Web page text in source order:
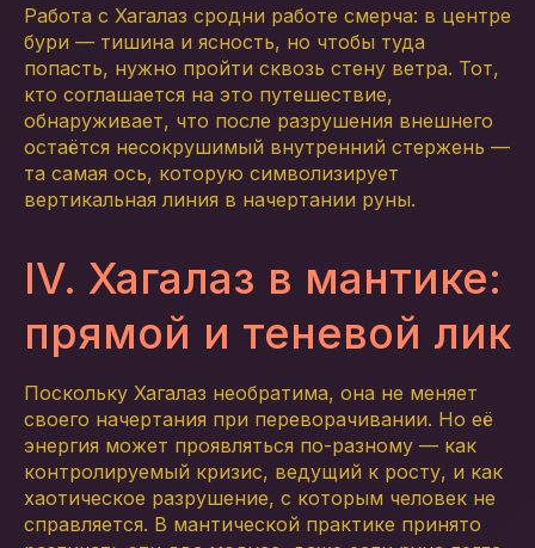
Работа с Хагалаз сродни работе смерча: в центре
бури — тишина и ясность, но чтобы туда
попасть, нужно пройти сквозь стену ветра. Тот,
кто соглашается на это путешествие,
обнаруживает, что после разрушения внешнего
остаётся несокрушимый внутренний стержень —
та самая ось, которую символизирует
вертикальная линия в начертании руны.
IV. Хагалаз в мантике:
прямой и теневой лик
Поскольку Хагалаз необратима, она не меняет
своего начертания при переворачивании. Но её
энергия может проявляться по-разному — как
контролируемый кризис, ведущий к росту, и как
хаотическое разрушение, с которым человек не
справляется. В мантической практике принято